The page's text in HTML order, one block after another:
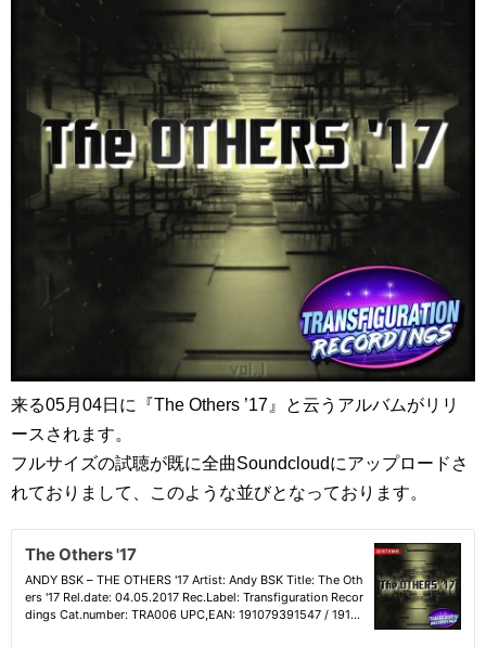
来る05月04日に『The Others ’17』と云うアルバムがリリ
ースされます。
フルサイズの試聴が既に全曲Soundcloudにアップロードさ
れておりまして、このような並びとなっております。